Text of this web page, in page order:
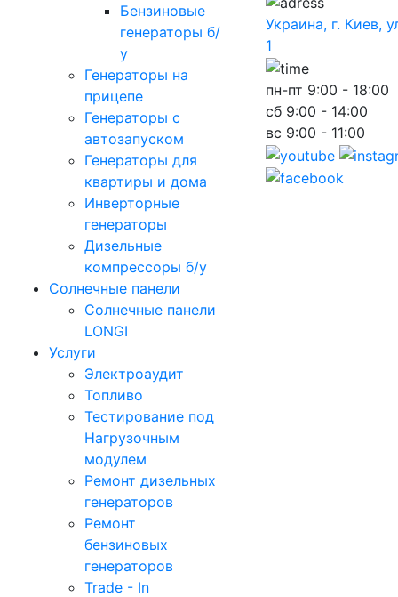
Бензиновые
генераторы б/
у
Генераторы на
прицепе
Генераторы с
автозапуском
Генераторы для
квартиры и дома
Инверторные
генераторы
Дизельные
компрессоры б/у
Солнечные панели
Солнечные панели
LONGI
Услуги
Электроаудит
Топливо
Тестирование под
Нагрузочным
модулем
Ремонт дизельных
генераторов
Ремонт
бензиновых
генераторов
Trade - In
Украина, г. Киев,
1
пн-пт 9:00 - 18:00
сб 9:00 - 14:00
вс 9:00 - 11:00